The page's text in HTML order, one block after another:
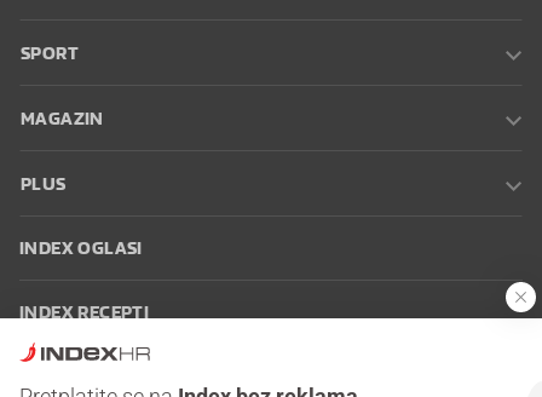
SPORT
MAGAZIN
PLUS
INDEX OGLASI
INDEX RECEPTI